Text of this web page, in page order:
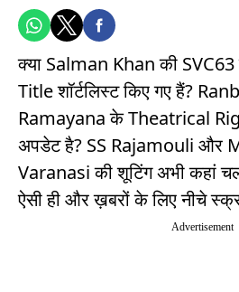
क्या Salman Khan की
Title शॉर्टलिस्ट किए गए हैं?
Ramayana के Theatrical
अपडेट है? SS Rajamouli और
Varanasi की शूटिंग अभी कहां
ऐसी ही और ख़बरों के लिए नीचे
Advertisement